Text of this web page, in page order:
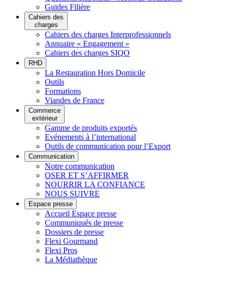
Guides Filière
Cahiers des
charges
Cahiers des charges Interprofessionnels
Annuaire « Engagement »
Cahiers des charges SIQO
RHD
La Restauration Hors Domicile
Outils
Formations
Viandes de France
Commerce
extérieur
Gamme de produits exportés
Evénements à l’international
Outils de communication pour l’Export
Communication
Notre communication
OSER ET S’AFFIRMER
NOURRIR LA CONFIANCE
NOUS SUIVRE
Espace presse
Accueil Espace presse
Communiqués de presse
Dossiers de presse
Flexi Gourmand
Flexi Pros
La Médiathèque